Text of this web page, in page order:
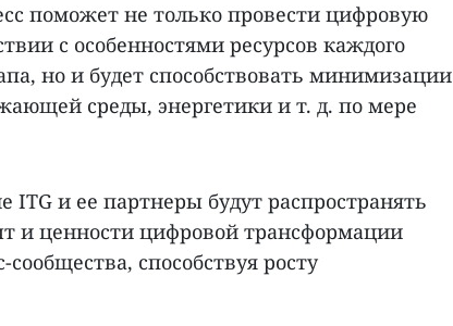
поможет не только провести цифровую
с особенностями ресурсов каждого
но и будет способствовать минимизации
среды, энергетики и т. д. по мере
ITG и ее партнеры будут распространять
и ценности цифровой трансформации
способствуя росту